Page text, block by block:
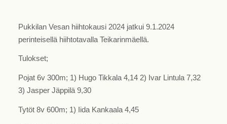
Pukkilan Vesan hiihtokausi 2024 jatkui 9.1.2024
perinteisellä hiihtotavalla Teikarinmäellä.
Tulokset;
Pojat 6v 300m; 1) Hugo Tikkala 4,14 2) Ivar Lintula 7,32
3) Jasper Jäppilä 9,30
Tytöt 8v 600m; 1) Iida Kankaala 4,45